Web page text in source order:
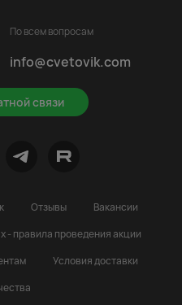
связи
По всем вопросам
info@cvetovik.com
Отзывы
Вакансии
- правила проведения акции
Условия доставки